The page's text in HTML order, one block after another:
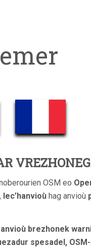
OSM eo
lec’hanvioù hag anvioù
brezhonek
spesadel, OSM-